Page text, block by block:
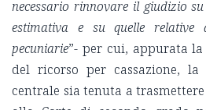
necessario rinnovare il giudizio
estimativa e su quelle relative
pecuniarie”- per cui, appurata
del ricorso per cassazione, la
centrale sia tenuta a